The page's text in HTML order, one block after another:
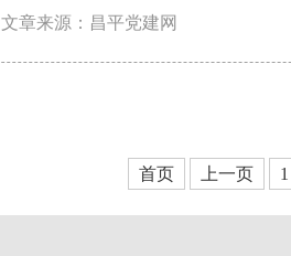
文章来源：昌平党建网
首页 上一页 1